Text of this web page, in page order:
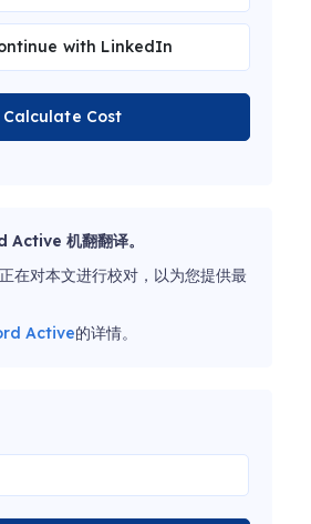
with LinkedIn
Calculate Cost
机翻翻译。
在对本文进行校对，以为您提供最
Active的详情。